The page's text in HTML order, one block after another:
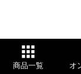
商品一覧 オ